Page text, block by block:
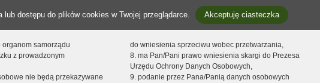
dostępu do plików cookies w Twojej przeglądarce. Akceptuję ciasteczka
organom samorządu
z prowadzonym
nie będą przekazywane
do wniesienia sprzeciwu wobec przetwarzania,
8. ma Pan/Pani prawo wniesienia skargi do Prezesa
Urzędu Ochrony Danych Osobowych,
9. podanie przez Pana/Panią danych osobowych